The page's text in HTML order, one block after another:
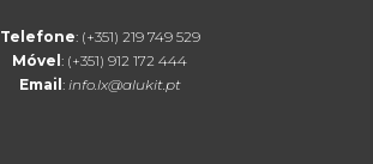
Telefone: (+351) 219 749 529
Móvel : (+351) 912 172 444
Email :info.lx@alukit.pt